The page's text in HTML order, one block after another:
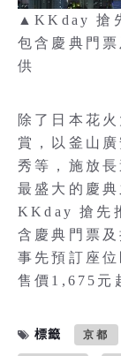
▲KKday 搶
包含慶典門
供
除了日本花
賞，以釜山
秀等，施放
最盛大的慶
KKday 搶先
含慶典門票
事先預訂座
售價1,675元
標籤 京都